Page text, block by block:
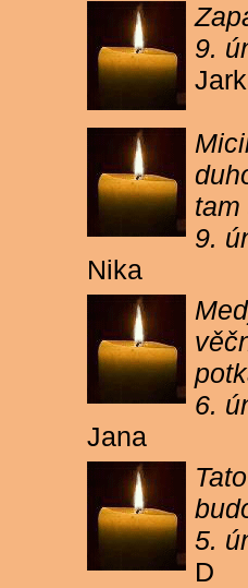
9.
tam
9.
Nika
6.
Jana
5.
D